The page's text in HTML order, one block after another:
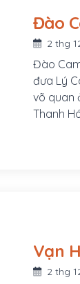
2 thg
Đào
đưa Lý
võ quan
Thanh
2 thg